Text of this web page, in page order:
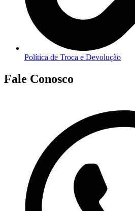
Política de Troca e Devolução
Fale Conosco